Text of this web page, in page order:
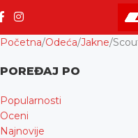
Početna Odeća Jakne
POREĐAJ PO
Popularnosti
Oceni
Najnovije